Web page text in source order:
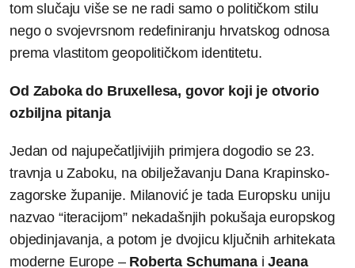
tom slučaju više se ne radi samo o političkom stilu
nego o svojevrsnom redefiniranju hrvatskog odnosa
prema vlastitom geopolitičkom identitetu.
Od Zaboka do Bruxellesa, govor koji je otvorio
ozbiljna pitanja
Jedan od najupečatljivijih primjera dogodio se 23.
travnja u Zaboku, na obilježavanju Dana Krapinsko-
zagorske županije. Milanović je tada Europsku uniju
nazvao “iteracijom” nekadašnjih pokušaja europskog
objedinjavanja, a potom je dvojicu ključnih arhitekata
moderne Europe – Roberta SchumanaiJeana